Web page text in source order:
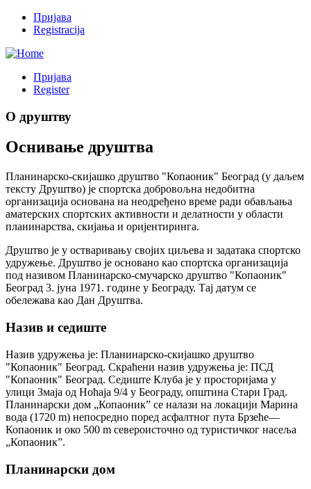
Пријава
Registracija
Пријава
Register
О друштву
Оснивање друштва
Планинарско-скијашко друштво "Копаоник" Београд (у даљем
тексту Друштво) је спортска добровољна недобитна
организација основана на неодређено време ради обављања
аматерских спортских активности и делатности у области
планинарства, скијања и оријентиринга.
Друштво је у остваривању својих циљева и задатака спортско
удружење. Друштво је основано као спортска организација
под називом Планинарско-смучарско друштво "Копаоник"
Београд 3. јуна 1971. године у Београду. Тај датум се
обележава као Дан Друштва.
Назив и седиште
Назив удружења је: Планинарско-скијашко друштво
"Копаоник" Београд. Скраћени назив удружења је: ПСД
"Копаоник" Београд. Седиште Клуба је у просторијама у
улици Змаја од Ноћаја 9/4 у Београду, општина Стари Град.
Планинарски дом „Копаоник” се налази на локацији Марина
вода (1720 m) непосредно поред асфалтног пута Брзеће—
Копаоник и око 500 m североисточно од туристичког насеља
„Копаоник”.
Планинарски дом